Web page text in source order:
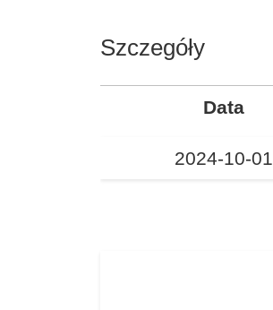
Szczegóły
Data
2024-10-01